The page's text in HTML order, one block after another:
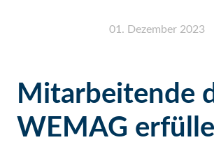
01. Dezember 2023
Mitarbeitende
WEMAG